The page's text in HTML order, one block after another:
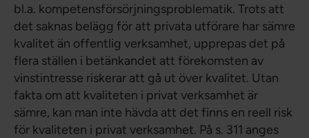
bl.a. kompetensförsörjningsproblematik. Trots att
det saknas belägg för att privata utförare har sämre
kvalitet än offentlig verksamhet, upprepas det på
flera ställen i betänkandet att förekomsten av
vinstintresse riskerar att gå ut över kvalitet. Utan
fakta om att kvaliteten i privat verksamhet är
sämre, kan man inte hävda att det finns en reell risk
för kvaliteten i privat verksamhet. På s. 311 anges